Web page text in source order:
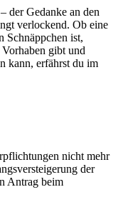
der Gedanke an den
verlockend. Ob eine
Schnäppchen ist,
gibt und
kann, erfährst du im
nicht mehr
der
Antrag beim